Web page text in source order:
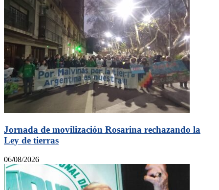
Jornada de movilización Rosarina rechazando la
Ley de tierras
06/08/2026